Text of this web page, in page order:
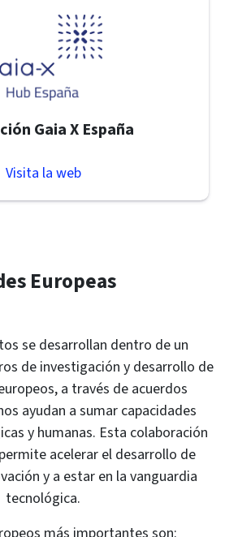
Gaia X España
Visita la web
Europeas
se desarrollan dentro de un
de investigación y desarrollo de
a través de acuerdos
ayudan a sumar capacidades
y humanas. Esta colaboración
acelerar el desarrollo de
y a estar en la vanguardia
tecnológica.